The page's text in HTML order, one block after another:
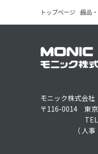
トップページ 備品
モニック株式会社
〒116-0014 東京
（ 人